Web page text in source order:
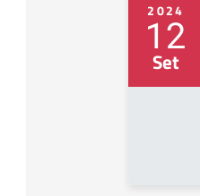
2024
12
Set